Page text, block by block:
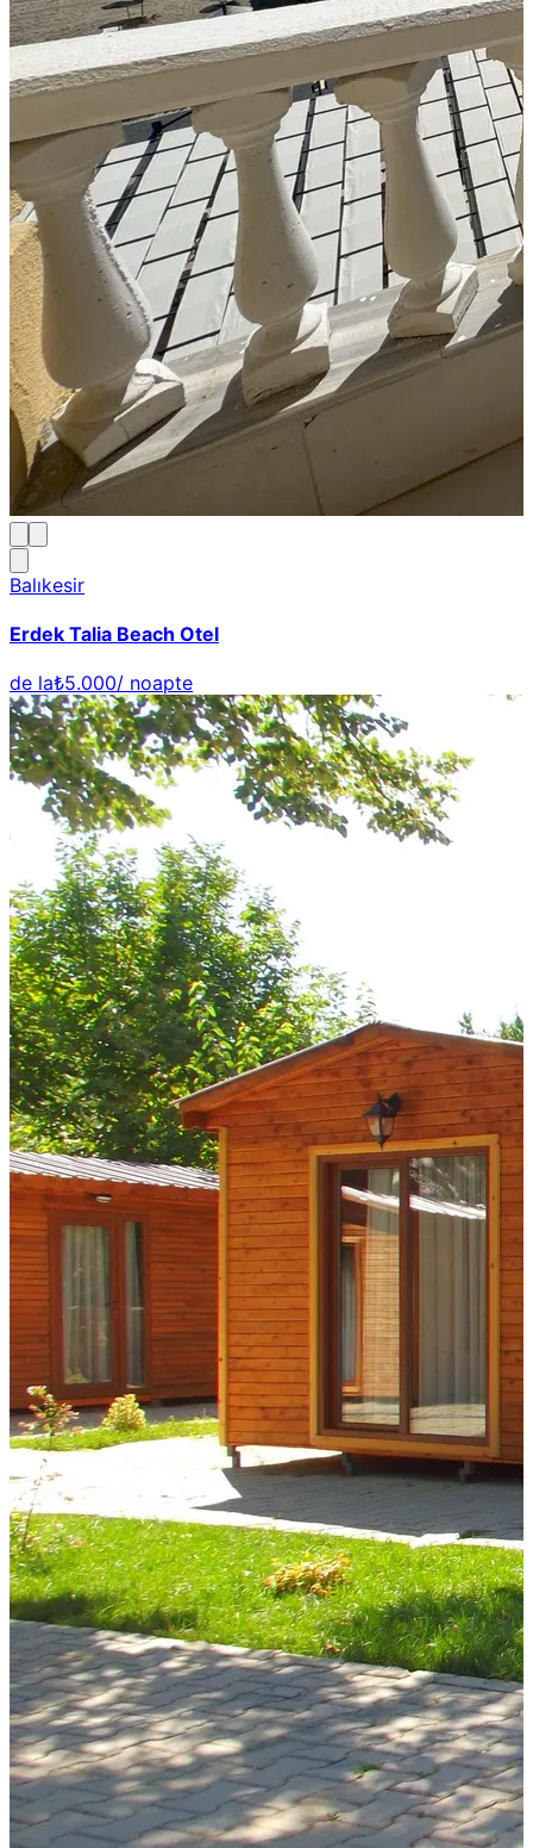
Balıkesir
Erdek Talia Beach Otel
de la₺5.000/ noapte